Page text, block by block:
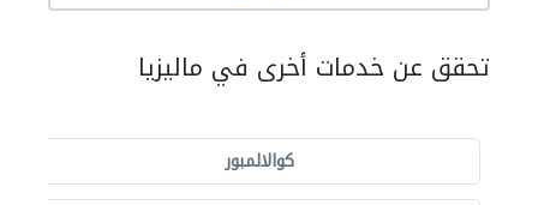
تحقق عن خدمات أخرى في ماليزيا
كوالالمبور